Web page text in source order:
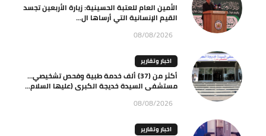
الأمين العام للعتبة الحسينية: زيارة الأربعين تجسد
القيم الإنسانية التي أرساها ال...
08/08/2026
اخبار وتقارير
أكثر من (37) ألف خدمة طبية وفحص تشخيصي…
مستشفى السيدة خديجة الكبرى (عليها السلام...
08/08/2026
اخبار وتقارير